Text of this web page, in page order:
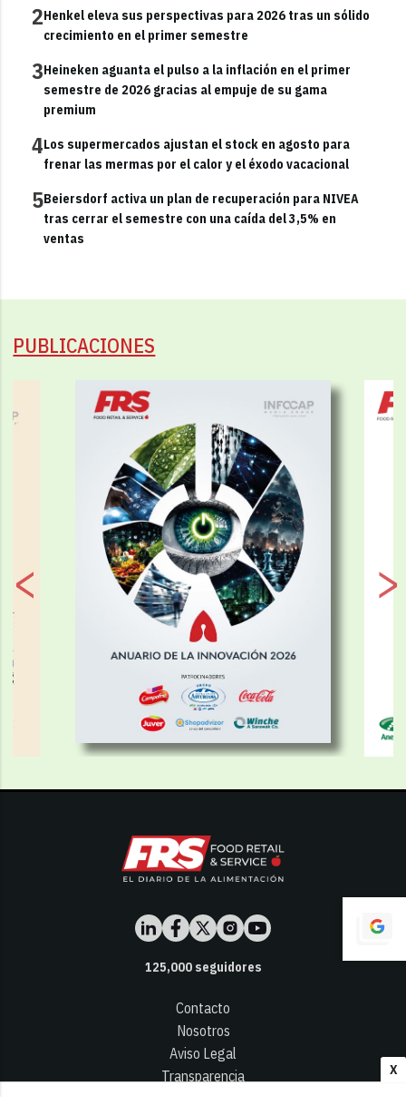
X
2Henkel eleva sus perspectivas para 2026 tras un sólido
crecimiento en el primer semestre
3Heineken aguanta el pulso a la inflación en el primer
semestre de 2026 gracias al empuje de su gama
premium
4Los supermercados ajustan el stock en agosto para
frenar las mermas por el calor y el éxodo vacacional
5Beiersdorf activa un plan de recuperación para NIVEA
tras cerrar el semestre con una caída del 3,5% en
ventas
PUBLICACIONES
125,000seguidores
Contacto
Nosotros
Aviso Legal
Transparencia